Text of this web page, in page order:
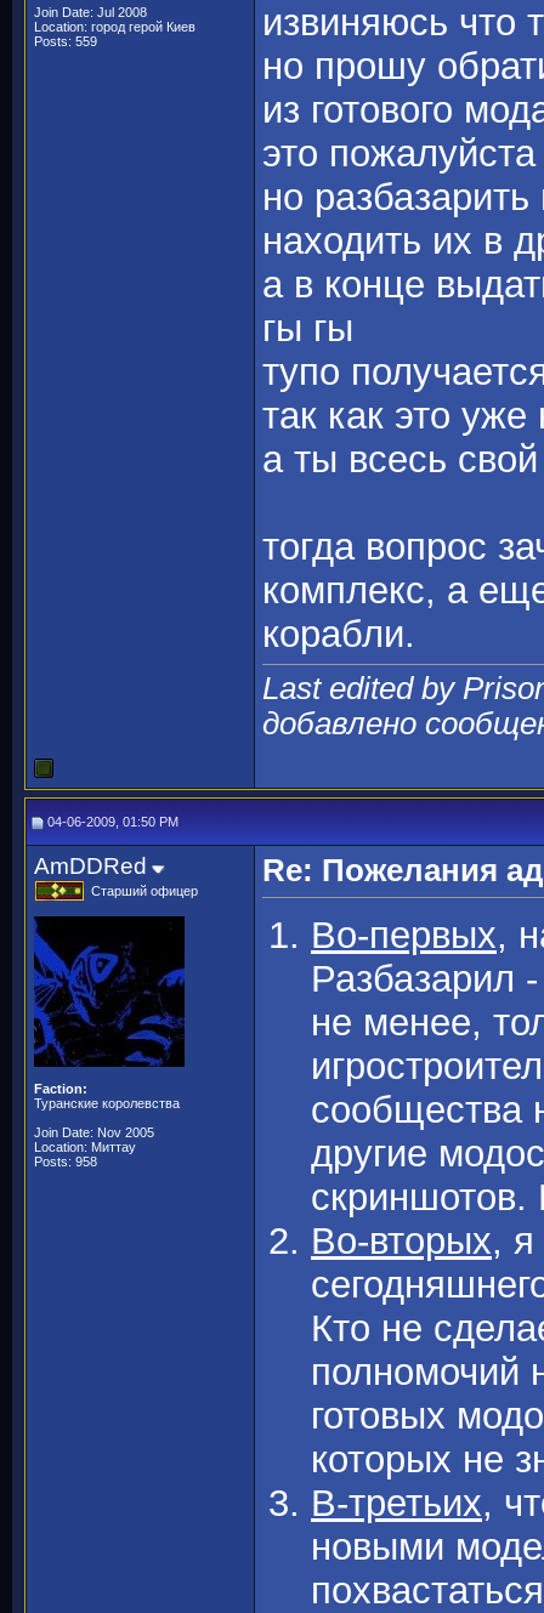
Join Date: Jul 2008
Location: город герой Киев
Posts: 559
извиняюсь что
но прошу
из готового
это пожалуйста
но
находить их в
а в конце
гы гы
тупо
так как это
а ты всесь
тогда вопрос
комплекс, а
корабли.
Last edited by
добавлено
04-06-2009, 01:50 PM
AmDDRed
Старший офицер
Faction:
Туранские королевства
Join Date: Nov 2005
Location: Миттау
Posts: 958
Re: Пожелания
Во-первых,
Разбазарил
не менее,
сообщества
другие
скриншотов.
Во-вторых, я
Кто не
полномочий
готовых
которых не
В-третьих,
новыми